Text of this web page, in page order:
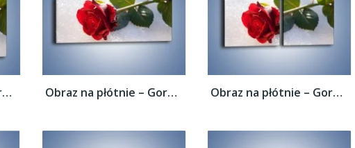
Obraz na płótnie – Gorąca róża na... Obraz na płótnie – Gorąca róża na... Obraz na płótnie – Gorąca róża na...